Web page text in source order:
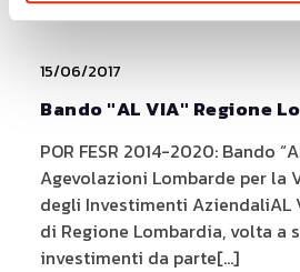
15/06/2017
Bando "AL VIA" Regione
POR FESR 2014-2020: Bando
Agevolazioni Lombarde per la
degli Investimenti AziendaliAL
di Regione Lombardia, volta a
investimenti da parte[...]